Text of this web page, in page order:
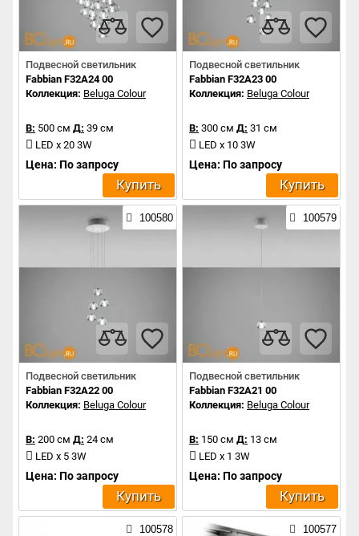
Подвесной светильник
Fabbian F32A24 00
Коллекция: Beluga Colour
В: 500 см Д: 39 см
LED x 20 3W
Цена: По запросу
Купить
Подвесной светильник
Fabbian F32A23 00
Коллекция: Beluga Colour
В: 300 см Д: 31 см
LED x 10 3W
Цена: По запросу
Купить
100580
Подвесной светильник
Fabbian F32A22 00
Коллекция: Beluga Colour
В: 200 см Д: 24 см
LED x 5 3W
Цена: По запросу
Купить
100579
Подвесной светильник
Fabbian F32A21 00
Коллекция: Beluga Colour
В: 150 см Д: 13 см
LED x 1 3W
Цена: По запросу
Купить
100578 100577